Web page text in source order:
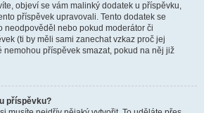
objeví se vám malinký dodatek u příspěvku,
příspěvek upravovali. Tento dodatek se
neodpověděl nebo pokud moderátor či
(ti by měli sami zanechat vzkaz proč jej
příspěvek smazat, pokud na něj již
příspěvku?